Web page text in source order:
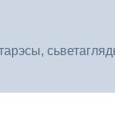
сьветагляды,